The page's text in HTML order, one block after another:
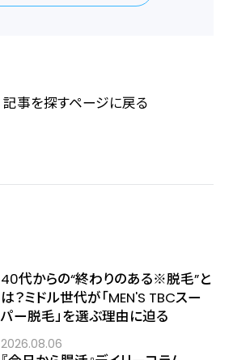
記事を探すページに戻る
40代からの“終わりのある※脱毛”と
は？ミドル世代が「MEN'S TBCスー
パー脱毛」を選ぶ理由に迫る
2026.08.06